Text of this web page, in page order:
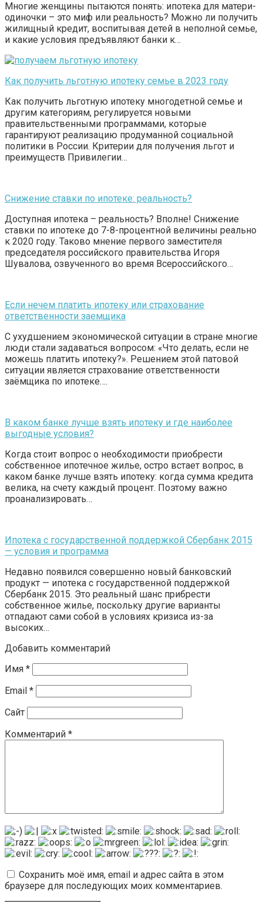
Многие женщины пытаются понять: ипотека для матери-
одиночки – это миф или реальность? Можно ли получить
жилищный кредит, воспитывая детей в неполной семье,
и какие условия предъявляют банки к…
Как получить льготную ипотеку семье в 2023 году
Как получить льготную ипотеку многодетной семье и
другим категориям, регулируется новыми
правительственными программами, которые
гарантируют реализацию продуманной социальной
политики в России. Критерии для получения льгот и
преимуществ Привилегии…
Снижение ставки по ипотеке: реальность?
Доступная ипотека – реальность? Вполне! Снижение
ставки по ипотеке до 7-8-процентной величины реально
к 2020 году. Таково мнение первого заместителя
председателя российского правительства Игоря
Шувалова, озвученного во время Всероссийского…
Если нечем платить ипотеку или страхование
ответственности заемщика
С ухудшением экономической ситуации в стране многие
люди стали задаваться вопросом: «Что делать, если не
можешь платить ипотеку?». Решением этой патовой
ситуации является страхование ответственности
заёмщика по ипотеке….
В каком банке лучше взять ипотеку и где наиболее
выгодные условия?
Когда стоит вопрос о необходимости приобрести
собственное ипотечное жилье, остро встает вопрос, в
каком банке лучше взять ипотеку: когда сумма кредита
велика, на счету каждый процент. Поэтому важно
проанализировать…
Ипотека с государственной поддержкой Сбербанк 2015
— условия и программа
Недавно появился совершенно новый банковский
продукт — ипотека с государственной поддержкой
Сбербанк 2015. Это реальный шанс прибрести
собственное жилье, поскольку другие варианты
отпадают сами собой в условиях кризиса из-за
высоких…
Добавить комментарий
Имя *
Email *
Сайт
Комментарий *
Сохранить моё имя, email и адрес сайта в этом
браузере для последующих моих комментариев.